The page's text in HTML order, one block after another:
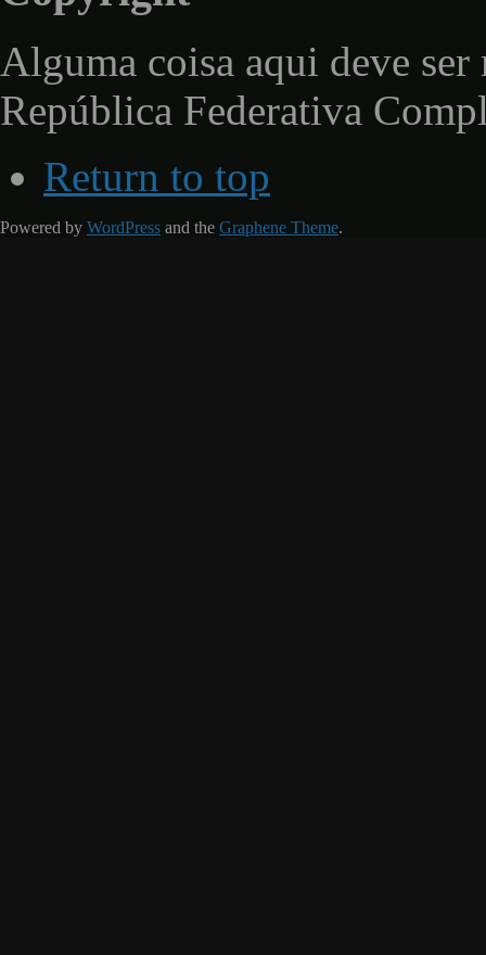
Alguma coisa aqui deve ser
República Federativa
Return to top
Powered by WordPress and the Graphene Theme.